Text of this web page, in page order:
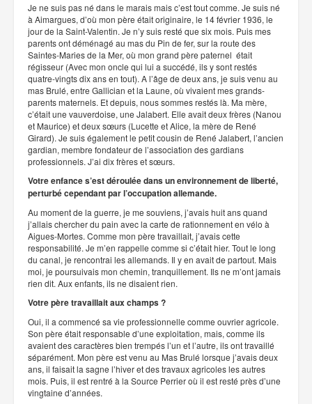
Je ne suis pas né dans le marais mais c’est tout comme. Je suis né
à Aimargues, d’où mon père était originaire, le 14 février 1936, le
jour de la Saint-Valentin. Je n’y suis resté que six mois. Puis mes
parents ont déménagé au mas du Pin de fer, sur la route des
Saintes-Maries de la Mer, où mon grand père paternel était
régisseur (Avec mon oncle qui lui a succédé, ils y sont restés
quatre-vingts dix ans en tout). A l’âge de deux ans, je suis venu au
mas Brulé, entre Gallician et la Laune, où vivaient mes grands-
parents maternels. Et depuis, nous sommes restés là. Ma mère,
c’était une vauverdoise, une Jalabert. Elle avait deux frères (Nanou
et Maurice) et deux sœurs (Lucette et Alice, la mère de René
Girard). Je suis également le petit cousin de René Jalabert, l’ancien
gardian, membre fondateur de l’association des gardians
professionnels. J’ai dix frères et sœurs.
Votre enfance s’est déroulée dans un environnement de liberté,
perturbé cependant par l’occupation allemande.
Au moment de la guerre, je me souviens, j’avais huit ans quand
j’allais chercher du pain avec la carte de rationnement en vélo à
Aigues-Mortes. Comme mon père travaillait, j’avais cette
responsabilité. Je m’en rappelle comme si c’était hier. Tout le long
du canal, je rencontrai les allemands. Il y en avait de partout. Mais
moi, je poursuivais mon chemin, tranquillement. Ils ne m’ont jamais
rien dit. Aux enfants, ils ne disaient rien.
Votre père travaillait aux champs ?
Oui, il a commencé sa vie professionnelle comme ouvrier agricole.
Son père était responsable d’une exploitation, mais, comme ils
avaient des caractères bien trempés l’un et l’autre, ils ont travaillé
séparément. Mon père est venu au Mas Brulé lorsque j’avais deux
ans, il faisait la sagne l’hiver et des travaux agricoles les autres
mois. Puis, il est rentré à la Source Perrier où il est resté près d’une
vingtaine d’années.